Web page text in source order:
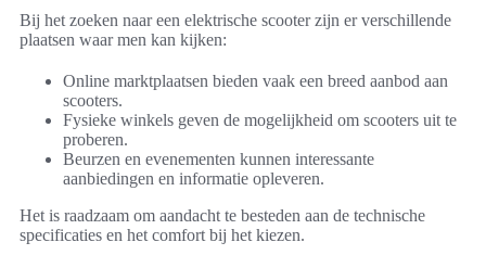
Bij het zoeken naar een elektrische scooter zijn er verschillende
plaatsen waar men kan kijken:
Online marktplaatsen bieden vaak een breed aanbod aan
scooters.
Fysieke winkels geven de mogelijkheid om scooters uit te
proberen.
Beurzen en evenementen kunnen interessante
aanbiedingen en informatie opleveren.
Het is raadzaam om aandacht te besteden aan de technische
specificaties en het comfort bij het kiezen.